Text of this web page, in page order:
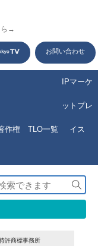
ら→
お問い合わせ
作権 TLO一覧
IPマーケ
ットプレ
イス
検
索
許商標事務所